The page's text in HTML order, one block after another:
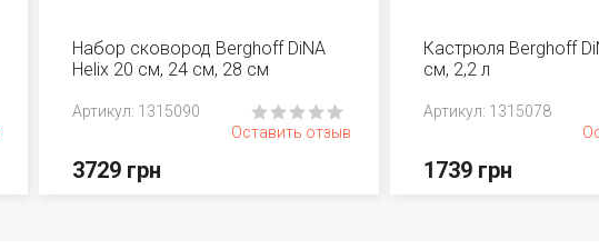
Набор сковород Berghoff DiNA
Helix 20 см, 24 см, 28 см
Aртикул: 1315090
Оставить отзыв
3729 грн
Кастрюля Berghoff
см, 2,2 л
Aртикул: 1315078
1739 грн